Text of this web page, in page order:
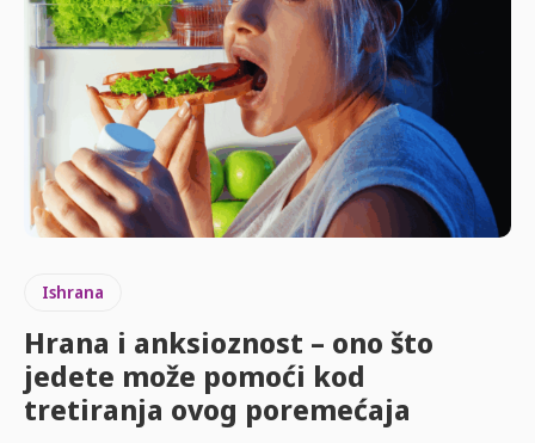
Ishrana
Hrana i anksioznost – ono što
jedete može pomoći kod
tretiranja ovog poremećaja